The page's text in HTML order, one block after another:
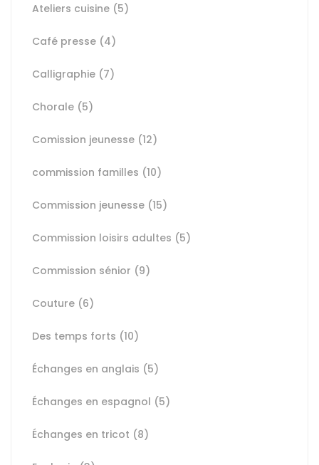
Ateliers cuisine (5)
Café presse (4)
Calligraphie (7)
Chorale (5)
Comission jeunesse (12)
commission familles (10)
Commission jeunesse (15)
Commission loisirs adultes (5)
Commission sénior (9)
Couture (6)
Des temps forts (10)
Échanges en anglais (5)
Échanges en espagnol (5)
Échanges en tricot (8)